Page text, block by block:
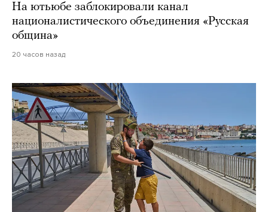
На ютьюбе заблокировали канал
националистического объединения «Русская
община»
20 часов назад